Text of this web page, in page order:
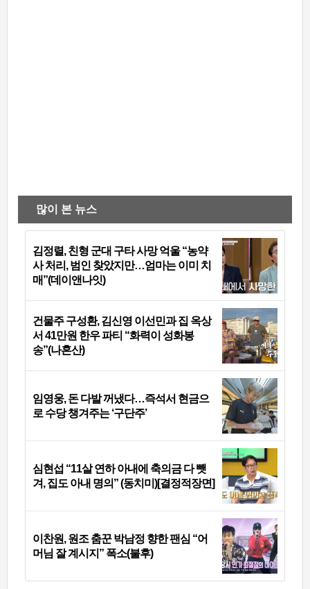
많이 본 뉴스
김정렬, 친형 군대 구타 사망 억울 “농약
사 처리, 범인 찾았지만…엄마는 이미 치
매”(데이앤나잇)
건물주 구성환, 김신영 이선민과 집 옥상
서 41만원 한우 파티 “화력이 성화봉
송”(나혼산)
임영웅, 돈 다발 꺼냈다…즉석서 현금으
로 수당 챙겨주는 ‘구단주’
심현섭 “11살 연하 아내에 축의금 다 뺏
겨, 집도 아내 명의” (동치미)[결정적장면]
이찬원, 원조 춤꾼 박남정 향한 팬심 “어
머님 잘 계시지” 폭소(불후)